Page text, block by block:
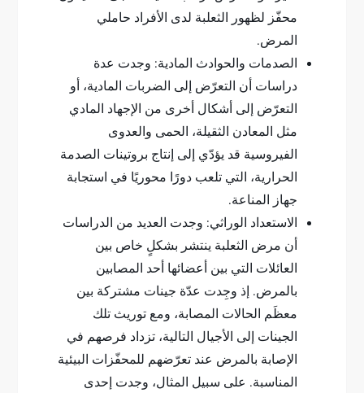
محفّز لظهور الثعلبة لدى الأفراد حاملي
المرض.
الصدمات والحوادث المادية: وجدت عدة
دراسات أن التعرّض إلى الضربات المادية، أو
التعرّض إلى أشكال أخرى من الإجهاد المادي
مثل المعادن الثقيلة، الحمى والعدوى
الفيروسية قد يؤدّي إلى إنتاج بروتينات الصدمة
الحرارية، التي تلعب دورًا محوريًا في استجابة
جهاز المناعة.
الاستعداد الوراثي: وجدت العديد من الدراسات
أن مرض الثعلبة ينتشر بشكلٍ خاص بين
العائلات التي بين أعضائها أحد المصابين
بالمرض. إذ وجِدت عدّة جينات مشتركة بين
معظَم الحالات المصابة، ومع توريث تلك
الجينات إلى الأجيال التالية، تزداد فرصهم في
الإصابة بالمرض عند تعرّضهم للمحفّزات البيئية
المناسبة. على سبيل المثال، وجدت إحدى